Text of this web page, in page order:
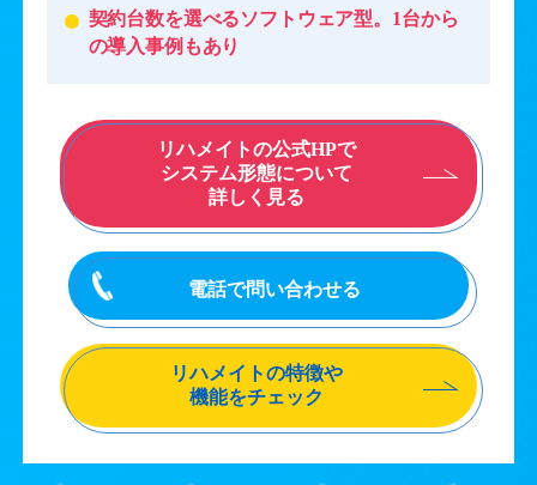
契約台数を選べるソフトウェア型。1台から
の導入事例もあり
リハメイトの公式HPで
システム形態について
詳しく見る
電話で問い合わせる
リハメイトの特徴や
機能をチェック